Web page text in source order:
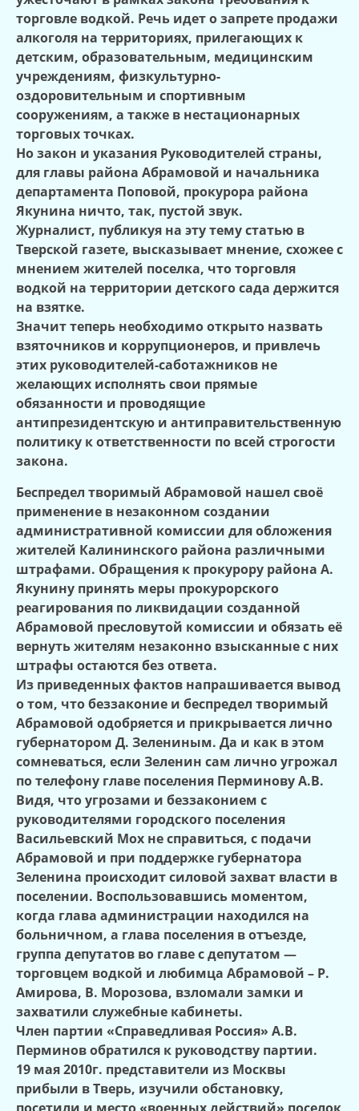
торговле водкой. Речь идет о запрете продажи
алкоголя на территориях, прилегающих к
детским, образовательным, медицинским
учреждениям, физкультурно-
оздоровительным и спортивным
сооружениям, а также в нестационарных
торговых точках.
Но закон и указания Руководителей страны,
для главы района Абрамовой и начальника
департамента Поповой, прокурора района
Якунина ничто, так, пустой звук.
Журналист, публикуя на эту тему статью в
Тверской газете, высказывает мнение, схожее с
мнением жителей поселка, что торговля
водкой на территории детского сада держится
на взятке.
Значит теперь необходимо открыто назвать
взяточников и коррупционеров, и привлечь
этих руководителей-саботажников не
желающих исполнять свои прямые
обязанности и проводящие
антипрезидентскую и антиправительственную
политику к ответственности по всей строгости
закона.
Беспредел творимый Абрамовой нашел своё
применение в незаконном создании
административной комиссии для обложения
жителей Калининского района различными
штрафами. Обращения к прокурору района А.
Якунину принять меры прокурорского
реагирования по ликвидации созданной
Абрамовой пресловутой комиссии и обязать её
вернуть жителям незаконно взысканные с них
штрафы остаются без ответа.
Из приведенных фактов напрашивается вывод
о том, что беззаконие и беспредел творимый
Абрамовой одобряется и прикрывается лично
губернатором Д. Зелениным. Да и как в этом
сомневаться, если Зеленин сам лично угрожал
по телефону главе поселения Перминову А.В.
Видя, что угрозами и беззаконием с
руководителями городского поселения
Васильевский Мох не справиться, с подачи
Абрамовой и при поддержке губернатора
Зеленина происходит силовой захват власти в
поселении. Воспользовавшись моментом,
когда глава администрации находился на
больничном, а глава поселения в отъезде,
группа депутатов во главе с депутатом —
торговцем водкой и любимца Абрамовой – Р.
Амирова, В. Морозова, взломали замки и
захватили служебные кабинеты.
Член партии «Справедливая Россия» А.В.
Перминов обратился к руководству партии.
19 мая 2010г. представители из Москвы
прибыли в Тверь, изучили обстановку,